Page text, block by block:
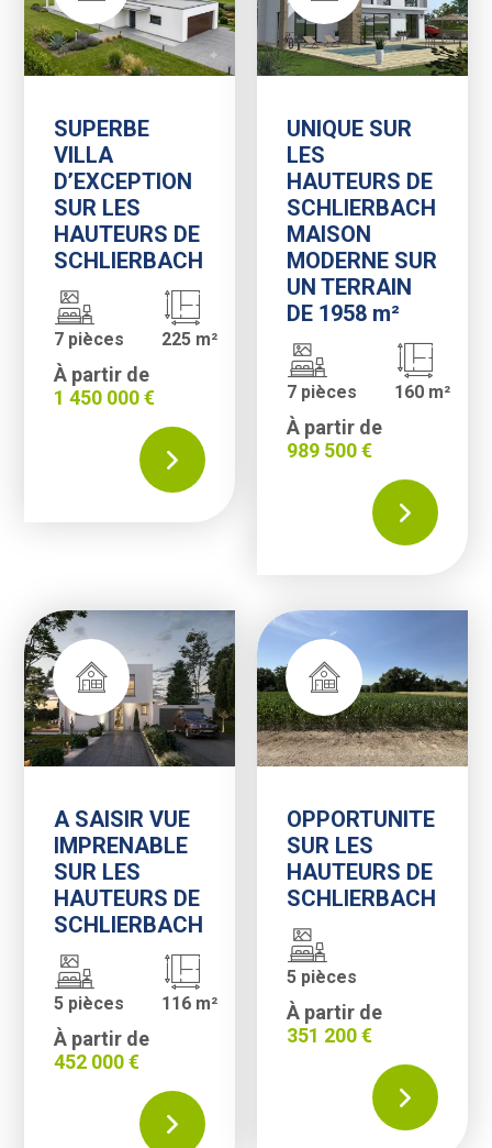
SUPERBE
VILLA
D’EXCEPTION
SUR LES
HAUTEURS DE
SCHLIERBACH
7 pièces 225 m²
À partir de
1 450 000 €
UNIQUE SUR
LES
HAUTEURS DE
SCHLIERBACH
MAISON
MODERNE SUR
UN TERRAIN
DE 1958 m²
7 pièces 160 m²
À partir de
989 500 €
A SAISIR VUE
IMPRENABLE
SUR LES
HAUTEURS DE
SCHLIERBACH
5 pièces 116 m²
À partir de
452 000 €
OPPORTUNITE
SUR LES
HAUTEURS DE
SCHLIERBACH
5 pièces
À partir de
351 200 €